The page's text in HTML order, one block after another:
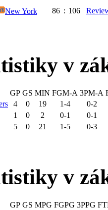
New York 86 : 106
v
GP GS MIN FGM-A 3PM-A
4 0 19 1-4
0-2
1 0 2 0-1
0-1
5 0 21 1-5 0-3
v
GP GS MPG FGPG 3PPG